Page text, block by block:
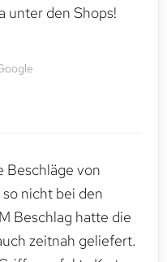
unter den Shops!
Beschläge von
nicht bei den
Beschlag hatte die
zeitnah geliefert.